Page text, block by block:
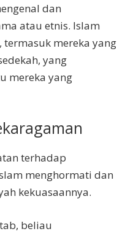
dan
atau etnis. Islam
mereka yang
yang
mereka yang
terhadap
menghormati dan
kekuasaannya.
beliau